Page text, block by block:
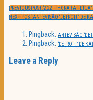
PREVIOUS POST:“2:22 – HORA FATÍDICA”
NEXT POST:ANTEVISÃO “DETROIT” DE
Pingback: ANTEVISÃO
Pingback: “DETROIT” DE
Leave a Reply